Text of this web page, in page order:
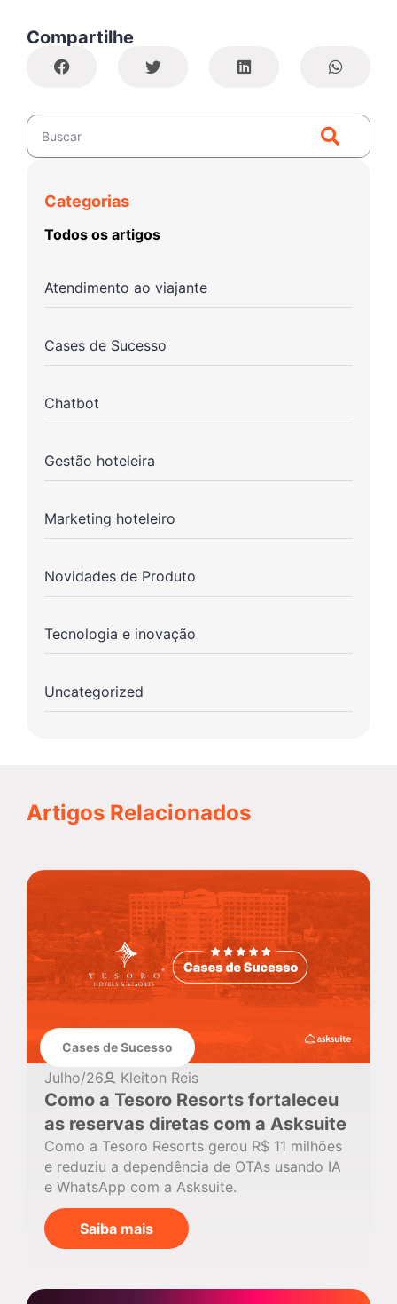
Compartilhe
Categorias
Todos os artigos
Atendimento ao viajante
Cases de Sucesso
Chatbot
Gestão hoteleira
Marketing hoteleiro
Novidades de Produto
Tecnologia e inovação
Uncategorized
Artigos Relacionados
Cases de Sucesso
Julho/26 Kleiton Reis
Como a Tesoro Resorts fortaleceu
as reservas diretas com a Asksuite
Como a Tesoro Resorts gerou R$ 11 milhões
e reduziu a dependência de OTAs usando IA
e WhatsApp com a Asksuite.
Saiba mais